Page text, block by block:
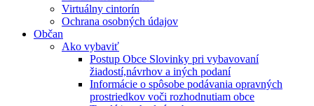
Virtuálny cintorín
Ochrana osobných údajov
Občan
Ako vybaviť
Postup Obce Slovinky pri vybavovaní
žiadostí,návrhov a iných podaní
Informácie o spôsobe podávania opravných
prostriedkov voči rozhodnutiam obce